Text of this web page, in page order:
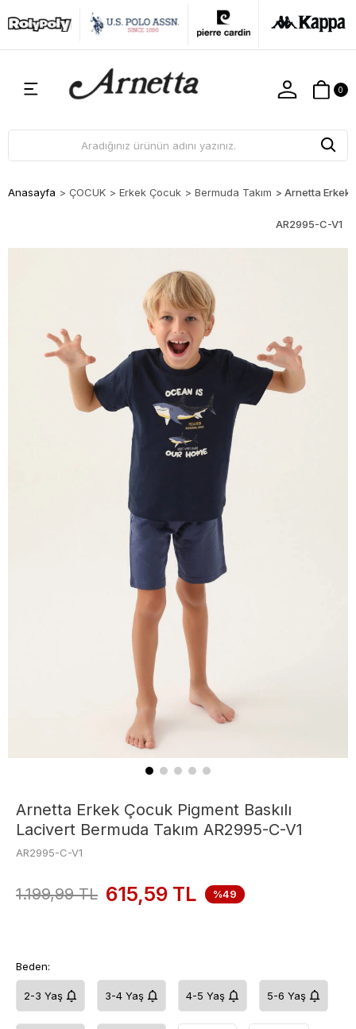
0
Anasayfa > ÇOCUK > Erkek Çocuk > Bermuda Takım > Arnetta Erkek
AR2995-C-V1
Arnetta Erkek Çocuk Pigment Baskılı
Lacivert Bermuda Takım AR2995-C-V1
AR2995-C-V1
1.199,99TL 615,59 TL %49
Beden:
2-3 Yaş 3-4 Yaş 4-5 Yaş 5-6 Yaş